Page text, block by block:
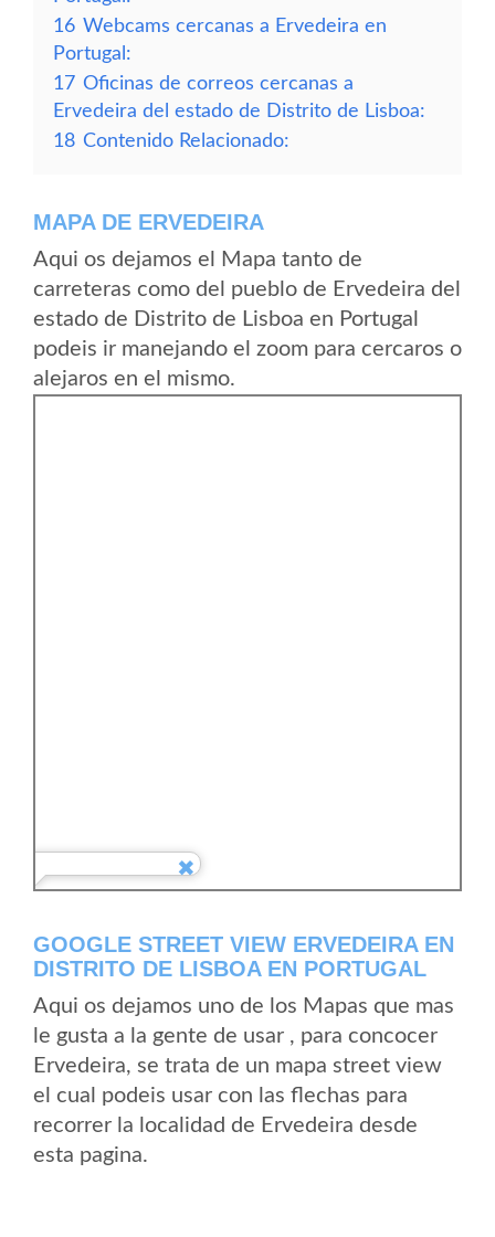
16 Webcams cercanas a Ervedeira en
Portugal:
17 Oficinas de correos cercanas a
Ervedeira del estado de Distrito de Lisboa:
18 Contenido Relacionado:
MAPA DE ERVEDEIRA
Aqui os dejamos el Mapa tanto de
carreteras como del pueblo de Ervedeira del
estado de Distrito de Lisboa en Portugal
podeis ir manejando el zoom para cercaros o
alejaros en el mismo.
GOOGLE STREET VIEW ERVEDEIRA EN
DISTRITO DE LISBOA EN PORTUGAL
Aqui os dejamos uno de los Mapas que mas
le gusta a la gente de usar , para concocer
Ervedeira, se trata de un mapa street view
el cual podeis usar con las flechas para
recorrer la localidad de Ervedeira desde
esta pagina.